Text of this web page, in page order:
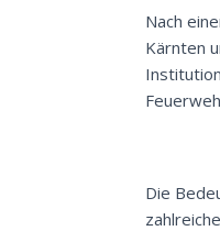
Nach
Kärnten
Die